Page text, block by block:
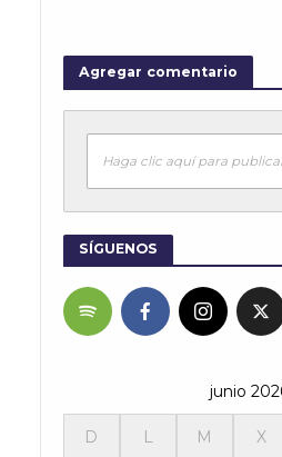
Agregar comentario
Haga clic aquí para
SÍGUENOS
junio
D L M X